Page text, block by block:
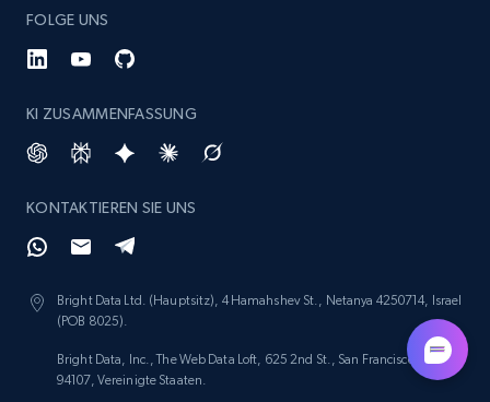
FOLGE UNS
KI ZUSAMMENFASSUNG
KONTAKTIEREN SIE UNS
Bright Data Ltd. (Hauptsitz), 4 Hamahshev St., Netanya 4250714, Israel
(POB 8025).
Bright Data, Inc., The Web Data Loft, 625 2nd St., San Francisco, CA
94107, Vereinigte Staaten.